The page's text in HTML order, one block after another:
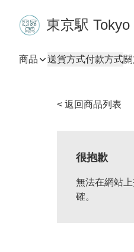
東京駅 Tokyo
商品 送貨方式付款方式
< 返回商品列表
很抱歉
無法在網站
確。